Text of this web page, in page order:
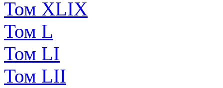
Том XLIX
Том L
Том LI
Том LII